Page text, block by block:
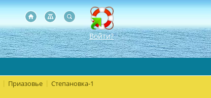
Войти?
Приазовье Степановка-1